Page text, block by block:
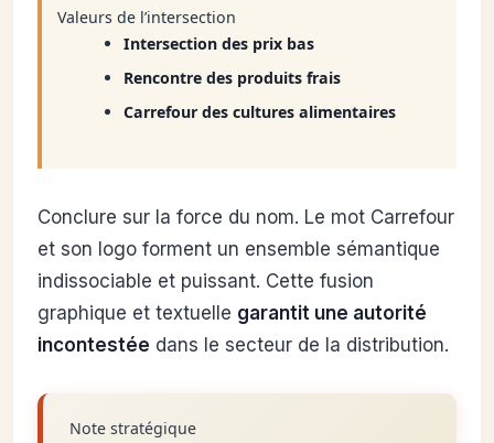
Valeurs de l’intersection
Intersection des prix bas
Rencontre des produits frais
Carrefour des cultures alimentaires
Conclure sur la force du nom. Le mot Carrefour
et son logo forment un ensemble sémantique
indissociable et puissant. Cette fusion
graphique et textuelle garantit une autorité
incontestée dans le secteur de la distribution.
Note stratégique